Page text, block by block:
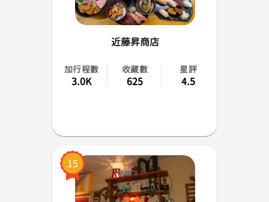
近藤昇商店
加行程數
3.0K
收藏數
625
星評
4.5
15